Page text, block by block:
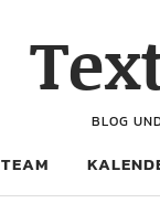
BLOG
TEAM